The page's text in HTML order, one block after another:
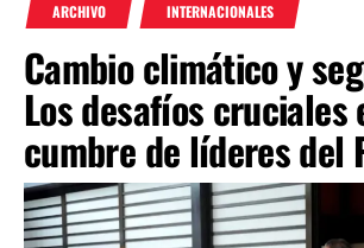
content
ARCHIVO INTERNACIONALES
Cambio climático y
Los desafíos cruciales
cumbre de líderes del